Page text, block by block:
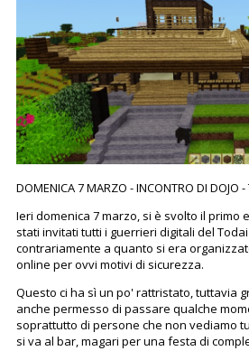
DOMENICA 7 MARZO - INCONTRO DI DOJO
Ieri domenica 7 marzo, si è svolto il primo
stati invitati tutti i guerrieri digitali del
contrariamente a quanto si era
online per ovvi motivi di sicurezza.
Questo ci ha sì un po' rattristato, tuttavia
anche permesso di passare qualche
soprattutto di persone che non vediamo
si va al bar, magari per una festa di